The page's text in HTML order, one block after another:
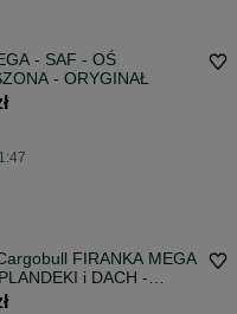
- SAF - OŚ
- ORYGINAŁ
FIRANKA MEGA
i DACH -